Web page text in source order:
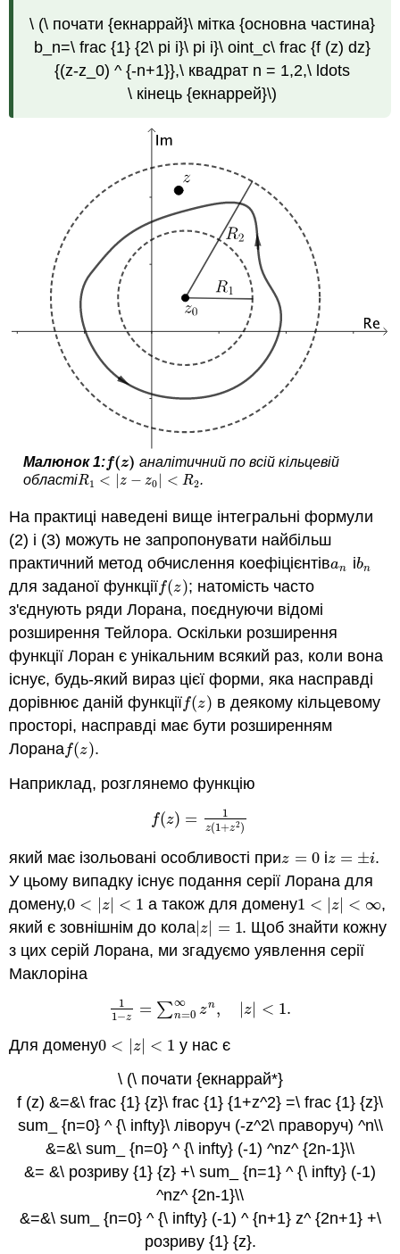
\ (\ почати {екнаррай}\ мітка {основна частина}
b_n=\ frac {1} {2\ pi i}\ pi i}\ oint_c\ frac {f (z) dz}
{(z-z_0) ^ {-n+1}},\ квадрат n = 1,2,\ ldots
\ кінець {екнаррей}\)
Малюнок 1:f(z)
f(z)
аналітичний по всій кільцевій
областіR1 < z − z0 < R2
R1 <|z −z 0| <R 2 .
На практиці наведені вище інтегральні формули
(2) і (3) можуть не запропонувати найбільш
практичний метод обчислення коефіцієнтівan
an іbn
bn
для заданої функціїf(z)
f(z) ; натомість часто
з'єднують ряди Лорана, поєднуючи відомі
розширення Тейлора. Оскільки розширення
функції Лоран є унікальним всякий раз, коли вона
існує, будь-який вираз цієї форми, яка насправді
дорівнює даній функціїf(z)
f(z)
в деякому кільцевому
просторі, насправді має бути розширенням
Лоранаf(z)
f(z) .
Наприклад, розглянемо функцію
f(z) = 1
z(1+z2)
f(z)= 1z (1+z2)
який має ізольовані особливості приz = 0
z =0 іz = ±i
z=±
.
У цьому випадку існує подання серії Лорана для
домену,0 < z| < 1
0 <|z |< 1 а також для домену1 < |z < ∞
1 <|z |< ∞
,
який є зовнішнім до кола |z = 1
|z =1
. Щоб знайти кожну
з цих серій Лорана, ми згадуємо уявлення серії
Маклоріна
1
1−z = ∑∞
n=0 zn, |z| < 1.
11− z= ∑n=0∞zn < 1.
Для домену0 < |z| < 1
0 <|z |< 1
у нас є
\ (\ почати {екнаррай*}
f (z) &=&\ frac {1} {z}\ frac {1} {1+z^2} =\ frac {1} {z}\
sum_ {n=0} ^ {\ infty}\ ліворуч (-z^2\ праворуч) ^n\\
&=&\ sum_ {n=0} ^ {\ infty} (-1) ^nz^ {2n-1}\\
&= &\ розриву {1} {z} +\ sum_ {n=1} ^ {\ infty} (-1)
^nz^ {2n-1}\\
&=&\ sum_ {n=0} ^ {\ infty} (-1) ^ {n+1} z^ {2n+1} +\
розриву {1} {z}.